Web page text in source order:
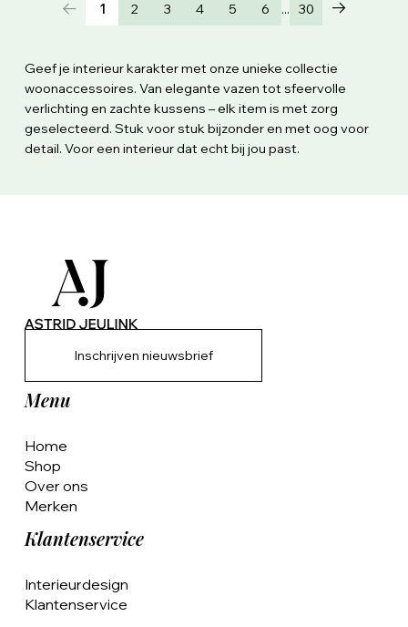
1 2 3 4 5 6 ... 30
Geef je interieur karakter met onze unieke collectie
woonaccessoires. Van elegante vazen tot sfeervolle
verlichting en zachte kussens – elk item is met zorg
geselecteerd. Stuk voor stuk bijzonder en met oog voor
detail. Voor een interieur dat echt bij jou past.
Inschrijven nieuwsbrief
Menu
Home
Shop
Over ons
Merken
Klantenservice
Interieurdesign
Klantenservice